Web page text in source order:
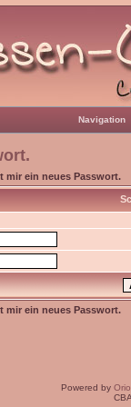
Navigation
mir ein neues Passwort.
mir ein neues Passwort.
Powered by